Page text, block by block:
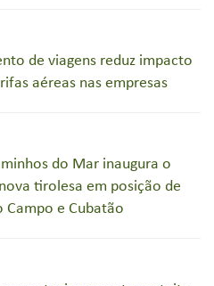
de viagens reduz impacto
aéreas nas empresas
do Mar inaugura o
tirolesa em posição de
Campo e Cubatão